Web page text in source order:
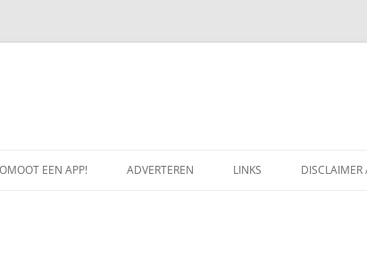
EEN APP! ADVERTEREN LINKS DISCLAIMER